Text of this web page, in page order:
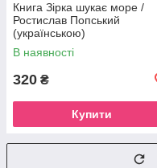
Книга Зірка шукає море /
Ростислав Попський
(українською)
В наявності
320 ₴
Купити